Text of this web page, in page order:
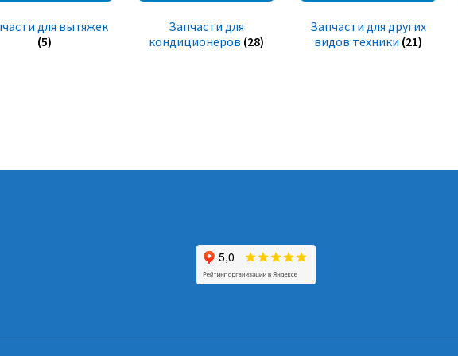
для вытяжек
(5)
Запчасти для
кондиционеров (28)
Запчасти для других
видов техники (21)